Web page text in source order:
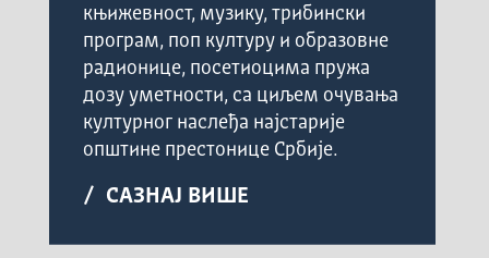
књижевност, музику, трибински
програм, поп културу и образовне
радионице, посетиоцима пружа
дозу уметности, са циљем очувања
културног наслеђа најстарије
општине престонице Србије.
/ САЗНАЈ ВИШЕ